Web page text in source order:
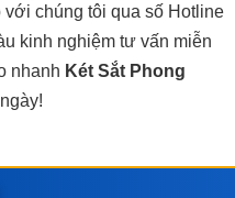
chúng tôi qua số Hotline
kinh nghiệm tư vấn miễn
nhanh Két Sắt Phong